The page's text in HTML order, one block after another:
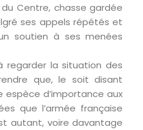
du Centre, chasse gardée
ses appels répétés et
soutien à ses menées
regarder la situation des
que, le soit disant
espèce d’importance aux
que l’armée française
autant, voire davantage